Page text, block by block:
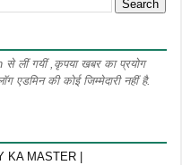
लीं गयीं ,कृपया खबर का प्रयोग
एडमिन की कोई जिम्मेदारी नहीं है.
KA MASTER |